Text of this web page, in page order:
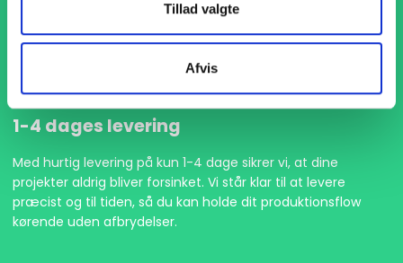
Tillad valgte
Afvis
1-4 dages levering
Med hurtig levering på kun 1-4 dage sikrer vi, at dine
projekter aldrig bliver forsinket. Vi står klar til at levere
præcist og til tiden, så du kan holde dit produktionsflow
kørende uden afbrydelser.